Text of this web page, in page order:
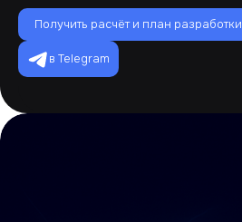
Получить расчёт и план разработки
в Telegram